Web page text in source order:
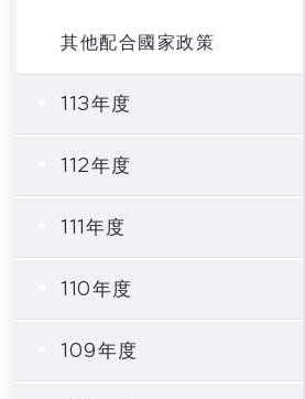
其他配合國家政策
113年度
112年度
111年度
110年度
109年度